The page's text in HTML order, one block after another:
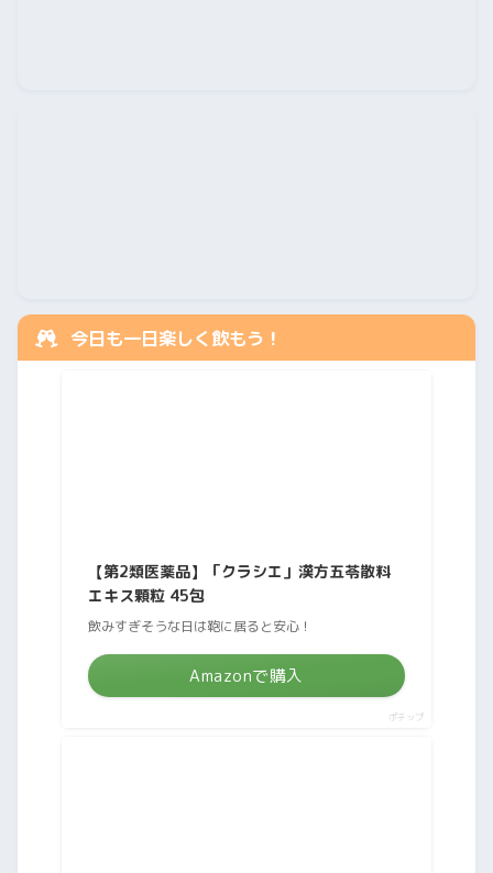
今日も一日楽しく飲もう！
【第2類医薬品】「クラシエ」漢方五苓散料
エキス顆粒 45包
飲みすぎそうな日は鞄に居ると安心！
Amazonで購入
ポチップ